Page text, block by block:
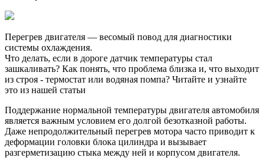
Перегрев двигателя — весомый повод для диагностики
системы охлаждения.
Что делать, если в дороге датчик температуры стал
зашкаливать? Как понять, что проблема близка и, что выходит
из строя - термостат или водяная помпа? Читайте и узнайте
это из нашей статьи
Поддержание нормальной температуры двигателя автомобиля
является важным условием его долгой безотказной работы.
Даже непродолжительный перегрев мотора часто приводит к
деформации головки блока цилиндра и вызывает
разгерметизацию стыка между ней и корпусом двигателя.